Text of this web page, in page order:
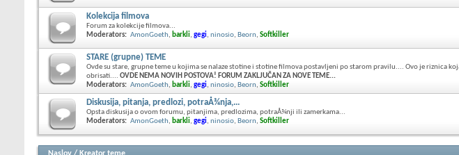
Kolekcija filmova
Forum za kolekcije filmova...
Moderators: AmonGoeth, barkli, gegi, ninosio, Beorn, Softkiller
STARE (grupne) TEME
Ovde su stare, grupne teme u kojima se nalaze stotine i stotine filmova postavljeni po starom pravilu.... Ovo je riznica
obrisati.... OVDE NEMA NOVIH POSTOVA! FORUM ZAKLJUČAN ZA NOVE TEME...
Moderators: AmonGoeth, barkli, gegi, ninosio, Beorn, Softkiller
Diskusija, pitanja, predlozi, potraÅ¾nja,...
Opsta diskusija o ovom forumu, pitanjima, predlozima, potraÅ¾nji ili zamerkama...
Moderators: AmonGoeth, barkli, gegi, ninosio, Beorn, Softkiller